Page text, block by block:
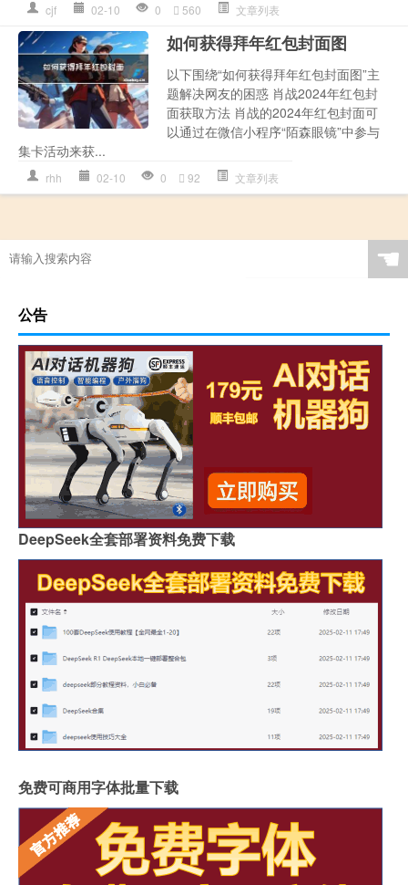
cjf 02-10 0 560 文章列表
如何获得拜年红包封面图
以下围绕“如何获得拜年红包封面图”主
题解决网友的困惑 肖战2024年红包封
面获取方法 肖战的2024年红包封面可
以通过在微信小程序“陌森眼镜”中参与
集卡活动来获...
rhh 02-10 0 92 文章列表
☚
公告
DeepSeek全套部署资料免费下载
免费可商用字体批量下载